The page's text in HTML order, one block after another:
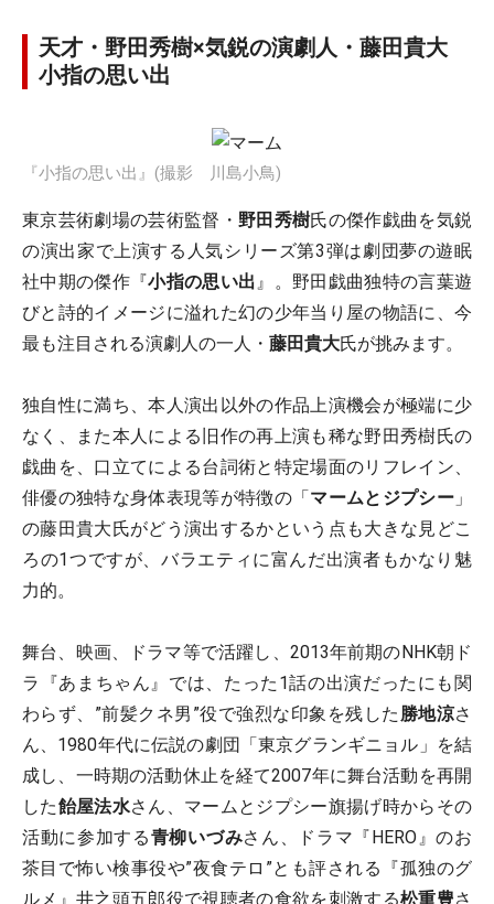
天才・野田秀樹×気鋭の演劇人・藤田貴大
小指の思い出
『小指の思い出』(撮影 川島小鳥)
東京芸術劇場の芸術監督・ 野田秀樹氏の傑作戯曲を気鋭
の演出家で上演する人気シリーズ第3弾は劇団夢の遊眠
社中期の傑作『小指の思い出』。野田戯曲独特の言葉遊
びと詩的イメージに溢れた幻の少年当り屋の物語に、今
最も注目される演劇人の一人・ 藤田貴大氏が挑みます。
独自性に満ち、本人演出以外の作品上演機会が極端に少
なく、また本人による旧作の再上演も稀な野田秀樹氏の
戯曲を、口立てによる台詞術と特定場面のリフレイン、
俳優の独特な身体表現等が特徴の「マームとジプシー 」
の藤田貴大氏がどう演出するかという点も大きな見どこ
ろの1つですが、バラエティに富んだ出演者もかなり魅
力的。
舞台、映画、ドラマ等で活躍し、2013年前期のNHK朝ド
ラ『あまちゃん』では、たった1話の出演だったにも関
わらず、”前髪クネ男”役で強烈な印象を残した 勝地涼さ
ん、1980年代に伝説の劇団「東京グランギニョル」を結
成し、一時期の活動休止を経て2007年に舞台活動を再開
した飴屋法水さん、マームとジプシー旗揚げ時からその
活動に参加する青柳いづみさん、ドラマ『HERO』のお
茶目で怖い検事役や”夜食テロ”とも評される『孤独のグ
ルメ』井之頭五郎役で視聴者の食欲を刺激する松重豊さ